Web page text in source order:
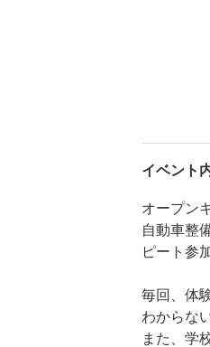
イベント
オープン
自動車整
ピート参
毎回、体
わからな
また、学